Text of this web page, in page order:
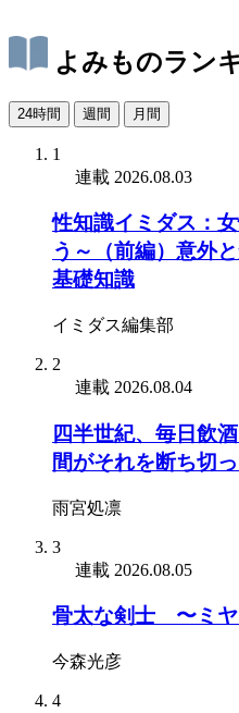
よみものラン
24時間 週間 月間
1
連載 2026.08.03
性知識イミダス：
う～（前編）意外
基礎知識
イミダス編集部
2
連載 2026.08.04
四半世紀、毎日飲
間がそれを断ち切
雨宮処凛
3
連載 2026.08.05
骨太な剣士 〜ミヤ
今森光彦
4